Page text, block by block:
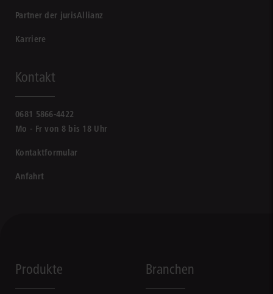
Partner der jurisAllianz
Karriere
Kontakt
0681 5866-4422
Mo - Fr von 8 bis 18 Uhr
Kontaktformular
Anfahrt
Produkte Branchen